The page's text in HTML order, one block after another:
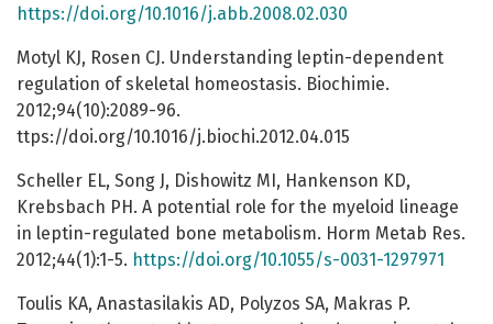
https://doi.org/10.1016/j.abb.2008.02.030
Motyl KJ, Rosen CJ. Understanding leptin-dependent
regulation of skeletal homeostasis. Biochimie.
2012;94(10):2089-96.
ttps://doi.org/10.1016/j.biochi.2012.04.015
Scheller EL, Song J, Dishowitz MI, Hankenson KD,
Krebsbach PH. A potential role for the myeloid lineage
in leptin-regulated bone metabolism. Horm Metab Res.
2012;44(1):1-5. https://doi.org/10.1055/s-0031-1297971
Toulis KA, Anastasilakis AD, Polyzos SA, Makras P.